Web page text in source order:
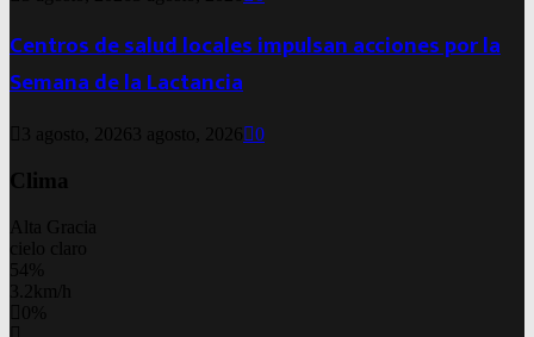
Centros de salud locales impulsan acciones por la
Semana de la Lactancia
3 agosto, 2026 3 agosto, 2026 0
Clima
Alta Gracia
cielo claro
54%
3.2km/h
0%